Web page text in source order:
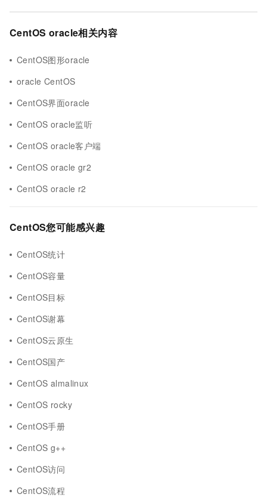
CentOS oracle相关内容
CentOS图形oracle
oracle CentOS
CentOS界面oracle
CentOS oracle监听
CentOS oracle客户端
CentOS oracle gr2
CentOS oracle r2
CentOS您可能感兴趣
CentOS统计
CentOS容量
CentOS目标
CentOS谢幕
CentOS云原生
CentOS国产
CentOS almalinux
CentOS rocky
CentOS手册
CentOS g++
CentOS访问
CentOS流程